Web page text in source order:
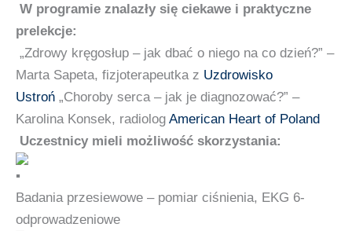
W programie znalazły się ciekawe i praktyczne
prelekcje:
„Zdrowy kręgosłup – jak dbać o niego na co dzień?” –
Marta Sapeta, fizjoterapeutka z Uzdrowisko
Ustroń „Choroby serca – jak je diagnozować?” –
Karolina Konsek, radiolog American Heart of Poland
Uczestnicy mieli możliwość skorzystania:
Badania przesiewowe – pomiar ciśnienia, EKG 6-
odprowadzeniowe